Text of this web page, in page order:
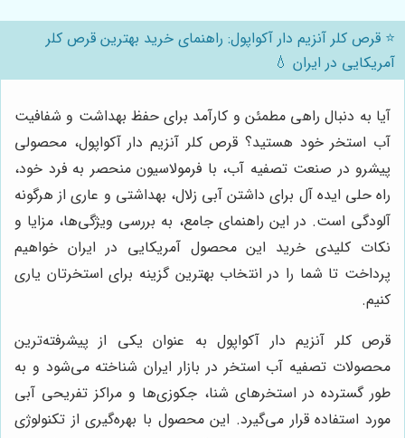
⭐️ قرص کلر آنزیم دار آکواپول: راهنمای خرید بهترین قرص کلر
آمریکایی در ایران 💧
آیا به دنبال راهی مطمئن و کارآمد برای حفظ بهداشت و شفافیت
آب استخر خود هستید؟ قرص کلر آنزیم دار آکواپول، محصولی
پیشرو در صنعت تصفیه آب، با فرمولاسیون منحصر به فرد خود،
راه حلی ایده آل برای داشتن آبی زلال، بهداشتی و عاری از هرگونه
آلودگی است. در این راهنمای جامع، به بررسی ویژگی‌ها، مزایا و
نکات کلیدی خرید این محصول آمریکایی در ایران خواهیم
پرداخت تا شما را در انتخاب بهترین گزینه برای استخرتان یاری
کنیم.
قرص کلر آنزیم دار آکواپول به عنوان یکی از پیشرفته‌ترین
محصولات تصفیه آب استخر در بازار ایران شناخته می‌شود و به
طور گسترده در استخرهای شنا، جکوزی‌ها و مراکز تفریحی آبی
مورد استفاده قرار می‌گیرد. این محصول با بهره‌گیری از تکنولوژی